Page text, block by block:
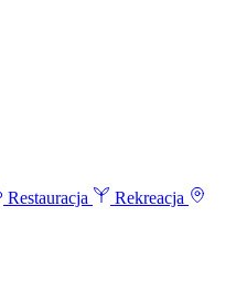
Restauracja
Rekreacja